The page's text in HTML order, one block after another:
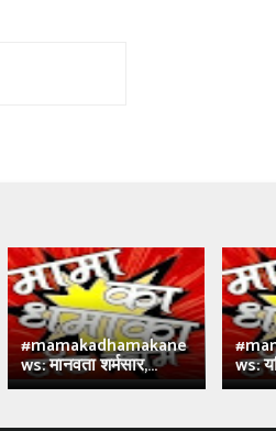
#mamakadhamakane
ws: मानवता शर्मसार,... ws: